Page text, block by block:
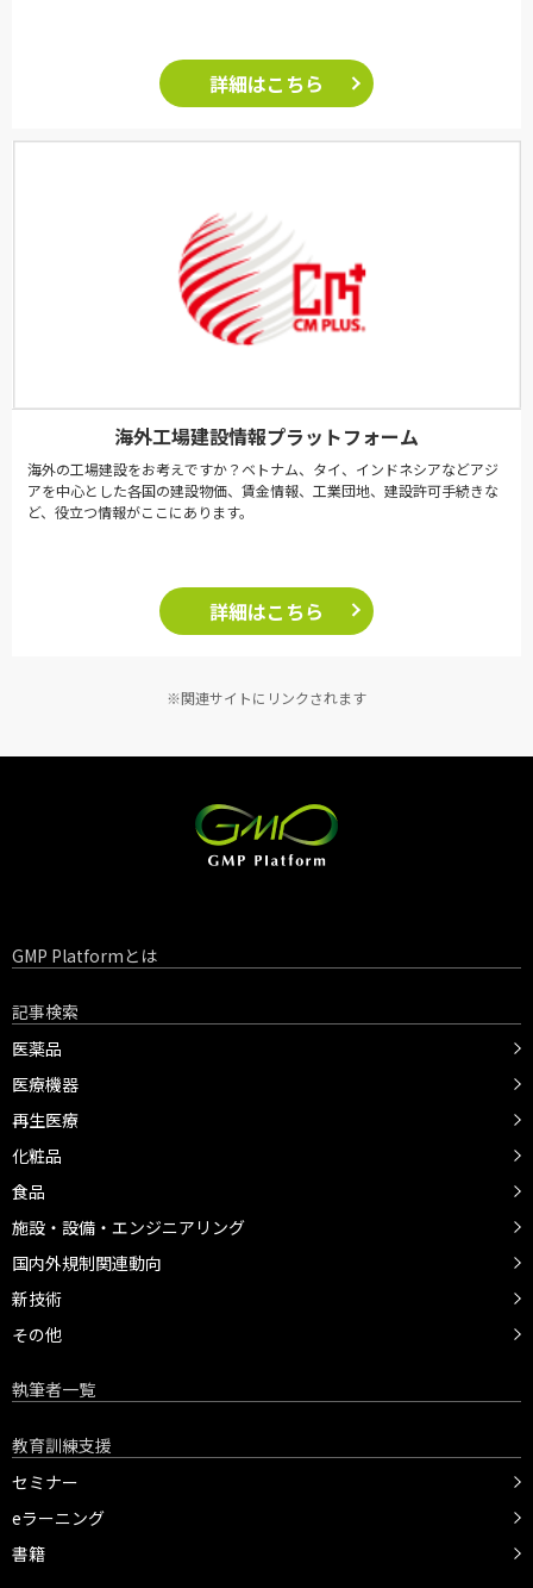
詳細はこちら
海外工場建設情報プラットフォーム
海外の工場建設をお考えですか？ベトナム、タイ、インドネシアなどアジ
アを中心とした各国の建設物価、賃金情報、工業団地、建設許可手続きな
ど、役立つ情報がここにあります。
詳細はこちら
※関連サイトにリンクされます
GMP Platformとは
記事検索
医薬品
医療機器
再生医療
化粧品
食品
施設・設備・エンジニアリング
国内外規制関連動向
新技術
その他
執筆者一覧
教育訓練支援
セミナー
eラーニング
書籍